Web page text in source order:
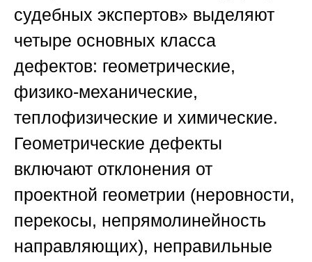
судебных экспертов» выделяют
четыре основных класса
дефектов: геометрические,
физико-механические,
теплофизические и химические.
Геометрические дефекты
включают отклонения от
проектной геометрии (неровности,
перекосы, непрямолинейность
направляющих), неправильные